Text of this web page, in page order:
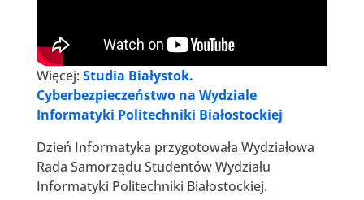
Więcej: Studia Białystok.
Cyberbezpieczeństwo na Wydziale
Informatyki Politechniki Białostockiej
Dzień Informatyka przygotowała Wydziałowa
Rada Samorządu Studentów Wydziału
Informatyki Politechniki Białostockiej.